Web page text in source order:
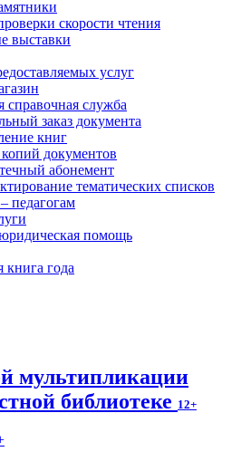
скорости чтения
выставки
услуг
справочная служба
заказ документа
книг
копий документов
абонемент
тематических списков
педагогам
помощь
книга года
мультипликации
библиотеке 12+